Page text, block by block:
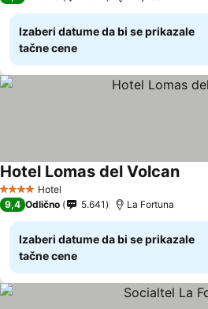
Izaberi datume da bi se prikazale
tačne cene
4 ZvezdiceHotel
Hotel Lomas del Volcan
9,4 Odlično 5.641 La Fortuna
Izaberi datume da bi se prikazale
tačne cene